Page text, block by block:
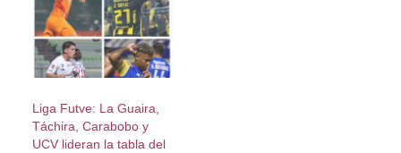
Liga Futve: La Guaira,
Táchira, Carabobo y
UCV lideran la tabla del